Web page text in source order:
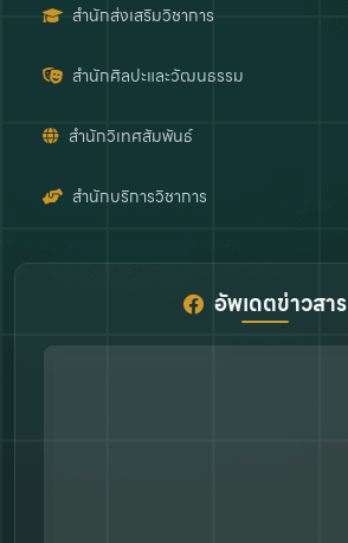
สำนักส่งเสริมวิชาการ
สำนักศิลปะและวัฒนธรรม
สำนักวิเทศสัมพันธ์
สำนักบริการวิชาการ
อัพเดตข่าวสาร